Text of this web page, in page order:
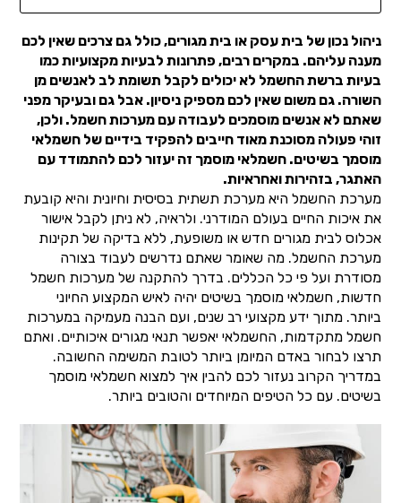
ניהול נכון של בית עסק או בית מגורים, כולל גם צרכים שאין לכם
מענה עליהם. במקרים רבים, פתרונות לבעיות מקצועיות כמו
בעיות ברשת החשמל לא יכולים לקבל תשומת לב לאנשים מן
השורה. גם משום שאין לכם מספיק ניסיון. אבל גם ובעיקר מפני
שאתם לא אנשים מוסמכים לעבודה עם מערכות חשמל. ולכן,
זוהי פעולה מסוכנת מאוד חייבים להפקיד בידיים של חשמלאי
מוסמך בשיטים. חשמלאי מוסמך זה יעזור לכם להתמודד עם
האתגר, בזהירות ואחראיות.
מערכת החשמל היא מערכת תשתית בסיסית וחיונית והיא קובעת
את איכות החיים בעולם המודרני. ולראיה, לא ניתן לקבל אישור
אכלוס לבית מגורים חדש או משופעת, ללא בדיקה של תקינות
מערכת החשמל. מה שאומר שאתם נדרשים לעבוד בצורה
מסודרת ועל פי כל הכללים. בדרך להתקנה של מערכות חשמל
חדשות, חשמלאי מוסמך בשיטים יהיה לאיש המקצוע החיוני
ביותר. מתוך ידע מקצועי רב שנים, ועם הבנה מעמיקה במערכות
חשמל מתקדמות, החשמלאי יאפשר תנאי מגורים איכותיים. ואתם
תרצו לבחור באדם המיומן ביותר לטובת המשימה החשובה.
במדריך הקרוב נעזור לכם להבין איך למצוא חשמלאי מוסמך
בשיטים. עם כל הטיפים המיוחדים והטובים ביותר.